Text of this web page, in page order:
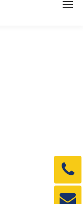
电
话：
箱：